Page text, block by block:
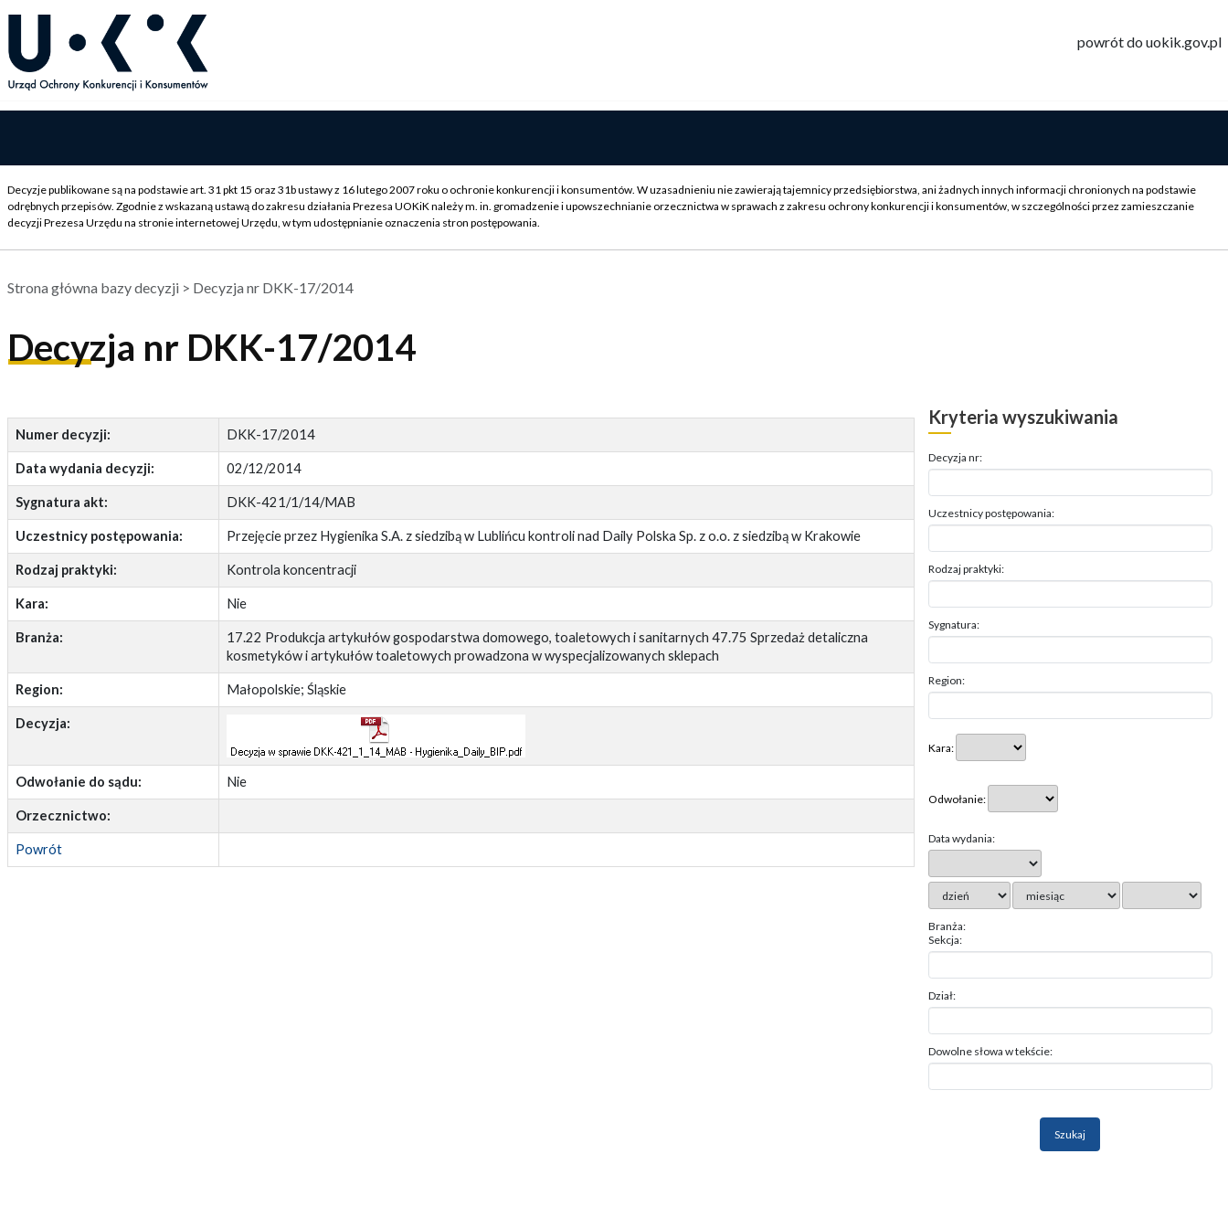
powrót do uokik.gov.pl
Decyzje publikowane są na podstawie art. 31 pkt 15 oraz 31b ustawy z 16 lutego 2007 roku o ochronie konkurencji i konsumentów. W uzasadnieniu nie zawierają tajemnicy przedsiębiorstwa, ani żadnych innych informacji chronionych na podstawie
odrębnych przepisów. Zgodnie z wskazaną ustawą do zakresu działania Prezesa UOKiK należy m. in. gromadzenie i upowszechnianie orzecznictwa w sprawach z zakresu ochrony konkurencji i konsumentów, w szczególności przez zamieszczanie
decyzji Prezesa Urzędu na stronie internetowej Urzędu, w tym udostępnianie oznaczenia stron postępowania.
Strona główna bazy decyzji> Decyzja nr DKK-17/2014
Decyzja nr DKK-17/2014
Numer decyzji: DKK-17/2014
Data wydania decyzji: 02/12/2014
Sygnatura akt: DKK-421/1/14/MAB
Uczestnicy postępowania: Przejęcie przez Hygienika S.A. z siedzibą w Lublińcu kontroli nad Daily Polska Sp. z o.o. z siedzibą w Krakowie
Rodzaj praktyki: Kontrola koncentracji
Kara: Nie
Branża:
17.22 Produkcja artykułów gospodarstwa domowego, toaletowych i sanitarnych 47.75 Sprzedaż detaliczna
kosmetyków i artykułów toaletowych prowadzona w wyspecjalizowanych sklepach
Region: Małopolskie; Śląskie
Decyzja:
Odwołanie do sądu: Nie
Orzecznictwo:
Powrót
Kryteria wyszukiwania
Decyzja nr:
Uczestnicy postępowania:
Rodzaj praktyki:
Sygnatura:
Region:
Kara:
Odwołanie:
Data wydania:
Branża:
Sekcja:
Dział:
Dowolne słowa w tekście: